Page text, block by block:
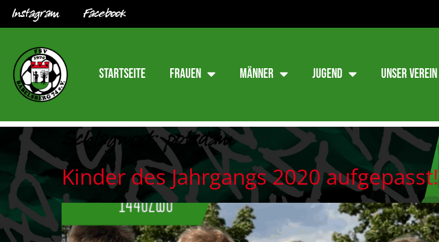
Instagram Facebook
Startseite Frauen Männer Jugend Unser Verein
Schlagwort:potsdam
Kinder des Jahrgangs 2020 aufgepasst!